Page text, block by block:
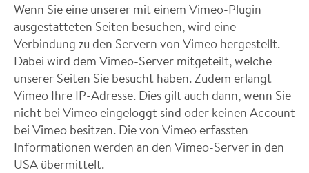
Wenn Sie eine unserer mit einem Vimeo-Plugin
ausgestatteten Seiten besuchen, wird eine
Verbindung zu den Servern von Vimeo hergestellt.
Dabei wird dem Vimeo-Server mitgeteilt, welche
unserer Seiten Sie besucht haben. Zudem erlangt
Vimeo Ihre IP-Adresse. Dies gilt auch dann, wenn Sie
nicht bei Vimeo eingeloggt sind oder keinen Account
bei Vimeo besitzen. Die von Vimeo erfassten
Informationen werden an den Vimeo-Server in den
USA übermittelt.